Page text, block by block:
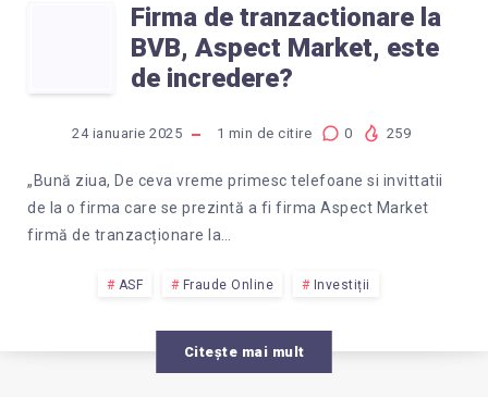
FIRMA
DE
LA
BVB,
ASPECT
MARKET,
Firma de tranzactionare la
BVB, Aspect Market, este
de incredere?
24 ianuarie 2025 1 min de citire 0 259
„Bună ziua, De ceva vreme primesc telefoane si invittatii
de la o firma care se prezintă a fi firma Aspect Market
firmă de tranzacționare la…
ASF Fraude Online Investiții
Citește mai mult